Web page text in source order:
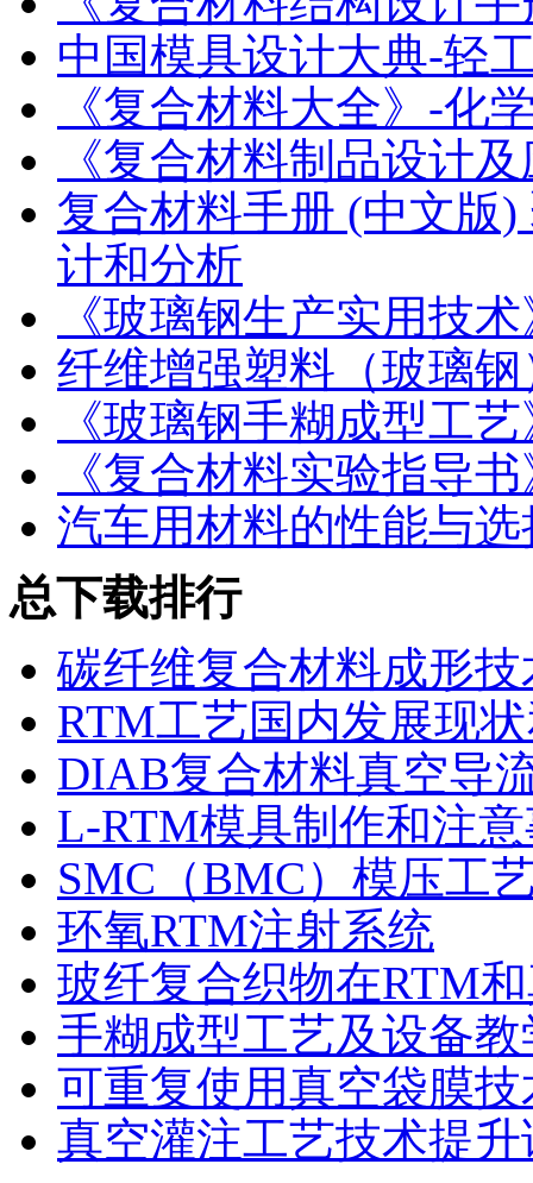
中国模具设计大典-轻
《复合材料大全》-化
《复合材料制品设计
复合材料手册 (中文版
计和分析
《玻璃钢生产实用技
纤维增强塑料（玻璃
《玻璃钢手糊成型工
《复合材料实验指导
汽车用材料的性能与选
总下载排行
碳纤维复合材料成形技
RTM工艺国内发展现
DIAB复合材料真空导
L-RTM模具制作和注
SMC（BMC）模压工
环氧RTM注射系统
玻纤复合织物在RTM
手糊成型工艺及设备
可重复使用真空袋膜
真空灌注工艺技术提升